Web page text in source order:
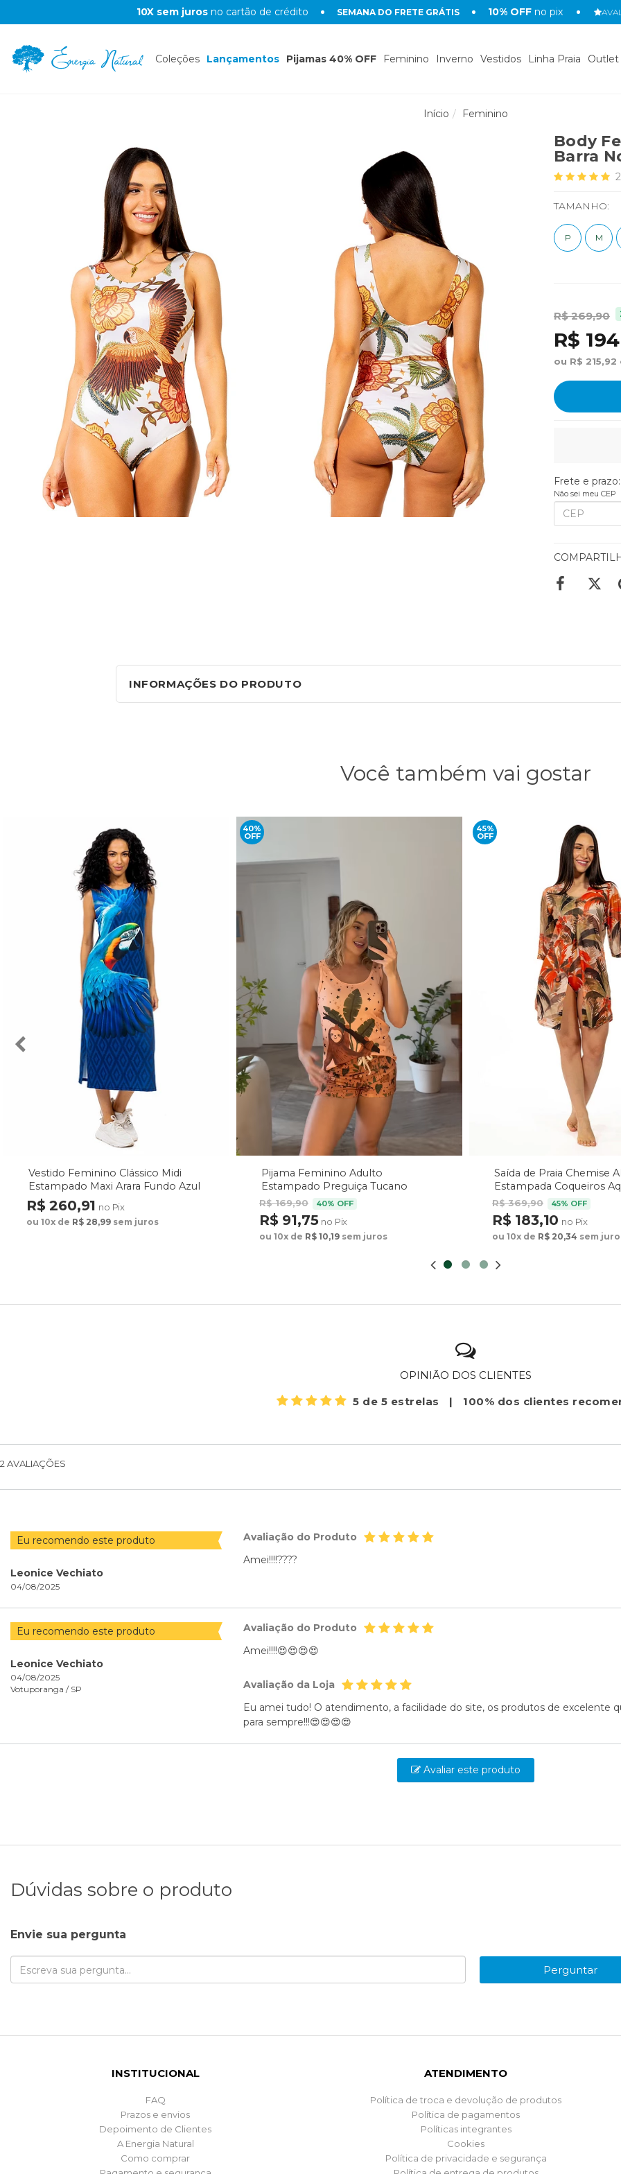
10X sem jurosno cartão de crédito SEMANA DO FRETE GRÁTIS 10% OFF no pix
Coleções Lançamentos Pijamas 40% OFF Feminino Inverno Vestidos Linha Praia Outlet
Início Feminino
Body
Barra
2
TAMANHO:
P M
R$ 269,90
R$
ou R$
Frete e prazo:
Não sei meu CEP
INFORMAÇÕES DO PRODUTO
Você também vai gostar
Vestido Feminino Clássico Midi
Estampado Maxi Arara Fundo Azul
R$ 260,91 no Pix
ou 10x de R$ 28,99 sem juros
40%
OFF
Pijama Feminino Adulto
Estampado Preguiça Tucano
Fundo Marrom
R$ 169,90 40% OFF
R$ 91,75 no Pix
ou 10x de R$ 10,19 sem juros
45%
OFF
Saída de Praia Chemise
Estampada Coqueiros
R$ 369,90 45% OFF
R$ 183,10 no Pix
ou 10x de R$ 20,34 sem
OPINIÃO DOS CLIENTES
5 de 5 estrelas
| 100% dos clientes
2AVALIAÇÕES
Eu recomendo este produto
Leonice Vechiato
04/08/2025
Avaliação do Produto
Amei!!!!????
Eu recomendo este produto
Leonice Vechiato
04/08/2025
Votuporanga / SP
Avaliação do Produto
Amei!!!!😍😍😍😍
Avaliação da Loja
Eu amei tudo! O atendimento, a facilidade do site, os produtos de excelente
para sempre!!!😍😍😍😍
Avaliar este produto
Dúvidas sobre o produto
Envie sua pergunta
Perguntar
INSTITUCIONAL
FAQ
Prazos e envios
Depoimento de Clientes
A Energia Natural
Como comprar
ATENDIMENTO
Política de troca e devolução de produtos
Política de pagamentos
Políticas integrantes
Cookies
Política de privacidade e segurança